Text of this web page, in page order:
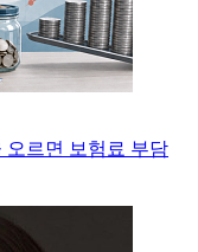
오르면 보험료 부담